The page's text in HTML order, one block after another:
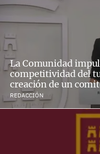
La Comunidad
competitividad del
creación de un
REDACCIÓN